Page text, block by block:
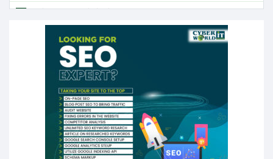
এবার লঞ্চের ভাড়া বাড়ল
১৭ থেকে ২১ শতাংশ বিদ্যুতের দাম বাড়ানোর প্রস্তাব পিডিবির
১৬ মে চাঁদপুর ও ২৫ মে ফেনী সফরে যাবেন প্রধানমন্ত্রী
উচ্চশিক্ষায় গৌরবময় অর্জন: পূর্ণ স্কলারশিপে যুক্তরাষ্ট্রে
পিএইচডি করছেন কুয়েটের কৃতি…
সারা দেশে বজ্রাঘাতে ১৪ জনের প্রাণহানি
কঠোর হচ্ছে এসএসসি ও এইচএসসি পরীক্ষা